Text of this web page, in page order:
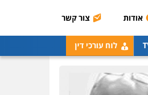
אודות צור קשר
לוח עורכי דין
מנשה, אלמוג – עורכי דין
פלילי עבירות תנועה
צווארון לבן תעבורה עורכי
דין לענייני אסירים מעצרים
0546470989